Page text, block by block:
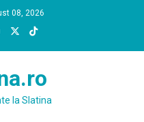
08, 2026
la Slatina